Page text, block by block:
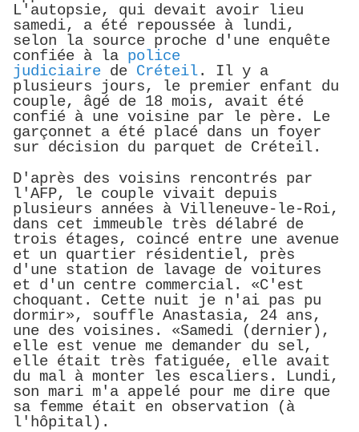
L'autopsie, qui devait avoir lieu
samedi, a été repoussée à lundi,
selon la source proche d'une enquête
confiée à la police
judiciaire de Créteil. Il y a
plusieurs jours, le premier enfant du
couple, âgé de 18 mois, avait été
confié à une voisine par le père. Le
garçonnet a été placé dans un foyer
sur décision du parquet de Créteil.
D'après des voisins rencontrés par
l'AFP, le couple vivait depuis
plusieurs années à Villeneuve-le-Roi,
dans cet immeuble très délabré de
trois étages, coincé entre une avenue
et un quartier résidentiel, près
d'une station de lavage de voitures
et d'un centre commercial. «C'est
choquant. Cette nuit je n'ai pas pu
dormir», souffle Anastasia, 24 ans,
une des voisines. «Samedi (dernier),
elle est venue me demander du sel,
elle était très fatiguée, elle avait
du mal à monter les escaliers. Lundi,
son mari m'a appelé pour me dire que
sa femme était en observation (à
l'hôpital).